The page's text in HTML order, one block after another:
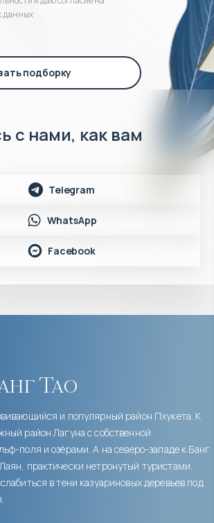
данных
подборку
с нами, как вам
Telegram
WhatsApp
Facebook
Тао
и популярный район Пхукета. К
район Лагуна с собственной
поля и озёрами. А на северо-западе к Банг
практически нетронутый туристами.
в тени казуариновых деревьев под